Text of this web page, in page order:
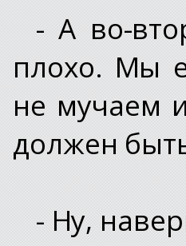
- А во-
плохо. Мы
не мучаем
должен
- Ну,